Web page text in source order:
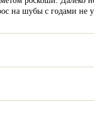
на шубы с годами не